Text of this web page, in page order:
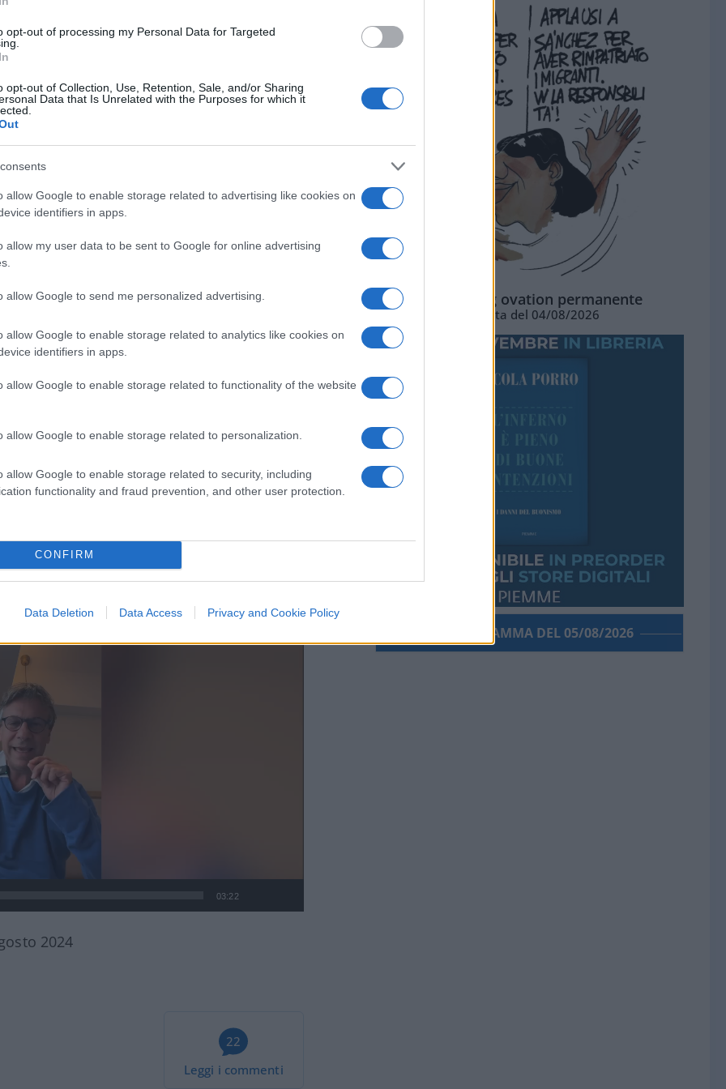
opt-out of processing my Personal Data for Targeted
opt-out of Collection, Use, Retention, Sale, and/or Sharing
Data that Is Unrelated with the Purposes for which it
allow Google to enable storage related to advertising like cookies on
identifiers in apps.
allow my user data to be sent to Google for online advertising
allow Google to send me personalized advertising.
allow Google to enable storage related to analytics like cookies on
identifiers in apps.
allow Google to enable storage related to functionality of the website
allow Google to enable storage related to personalization.
allow Google to enable storage related to security, including
functionality and fraud prevention, and other user protection.
CONFIRM
Data Deletion Data Access Privacy and Cookie Policy
prova sportiva. Ecco, questo signore al
ha preso un asciugamano bagnato e si
quindi all’aperto. Altri invece
per dire che quello organizzato a
storia delle Olimpiadi recenti ed il
non gliene fotte una ceppa di
abbiamo visto quella
essere fatta per celebrare Parigi e
per gli atleti che si fanno il culo per
per qualche manciata di secondi,
Che queste Olimpiadi mettessero
dal fatto chegli atleti sono stati
“i condizionatori inquinano”. Sempre
atleti hanno dovuto mangiare del cibo
considerati gli unici “ecologicamente
tanto vale abolire le Olimpiadi.
avanti ed indietro da Parigi e, si sa, gli
consumi energetici ci sono per
03:22
2024
22
Leggi i commenti
La standing ovation permanente
Vignetta del 04/08/2026
PORROGRAMMA DEL 05/08/2026